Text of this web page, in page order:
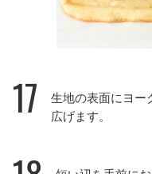
17
生地の表面にヨー
広げます。